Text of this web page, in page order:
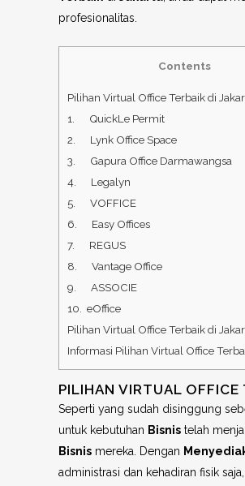
profesionalitas.
Contents
Pilihan Virtual Office Terbaik di
1. QuickLe Permit
2. Lynk Office Space
3. Gapura Office Darmawangsa
4. Legalyn
5. VOFFICE
6. Easy Offices
7. REGUS
8. Vantage Office
9. ASSOCIE
10. eOffice
Pilihan Virtual Office Terbaik di
Informasi Pilihan Virtual Office
PILIHAN VIRTUAL
Seperti yang sudah disinggung
untuk kebutuhan Bisnis telah
Bisnis mereka. Dengan
administrasi dan kehadiran fisik